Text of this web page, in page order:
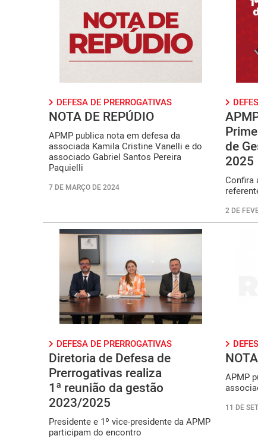
DEFESA DE PRERROGATIVAS
NOTA DE REPÚDIO
APMP publica nota em defesa da
associada Kamila Cristine Vanelli e do
associado Gabriel Santos Pereira
Paquielli
7 DE MARÇO DE 2024
de
2025
Confira
2 DE
DEFESA DE PRERROGATIVAS
Diretoria de Defesa de
Prerrogativas realiza
1ª reunião da gestão
2023/2025
Presidente e 1º vice-presidente da APMP
participam do encontro
APMP
11 DE